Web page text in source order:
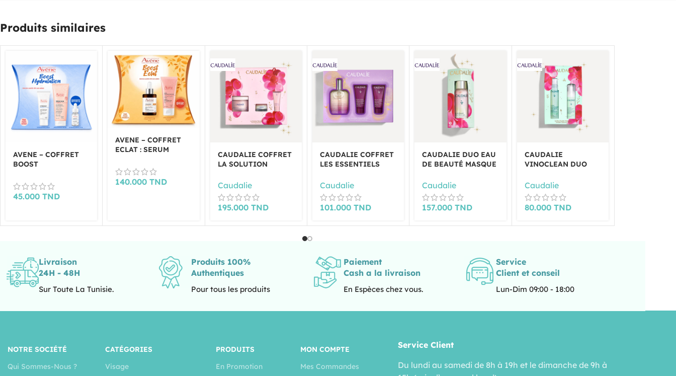
Produits similaires
AVENE – COFFRET
BOOST
HYDRANCE CREME
RICHE + GEL
NETTOYANT
45.000 TND
AVENE – COFFRET
ECLAT : SERUM
GELEE GOMMANTE
DOUCEUR 50ML
OFFERTE
140.000TND
CAUDALIE COFFRET
LA SOLUTION
Caudalie
195.000 TND
CAUDALIE COFFRET
LES ESSENTIELS
Caudalie
101.000 TND
CAUDALIE DUO EAU
DE BEAUTÉ MASQUE
Caudalie
157.000TND
CAUDALIE
VINOCLEAN DUO
Caudalie
80.000 TND
Livraison
24H - 48H
Sur Toute La Tunisie.
Produits 100%
Authentiques
Pour tous les produits
Paiement
Cash a la livraison
En Espèces chez vous.
Service
Client et conseil
Lun-Dim 09:00 - 18:00
NOTRE SOCIÉTÉ
Qui Sommes-Nous ?
CATÉGORIES
Visage
PRODUITS
En Promotion
MON COMPTE
Mes Commandes
Service Client
Du lundi au samedi de 8h à 19h et le dimanche de 9h à